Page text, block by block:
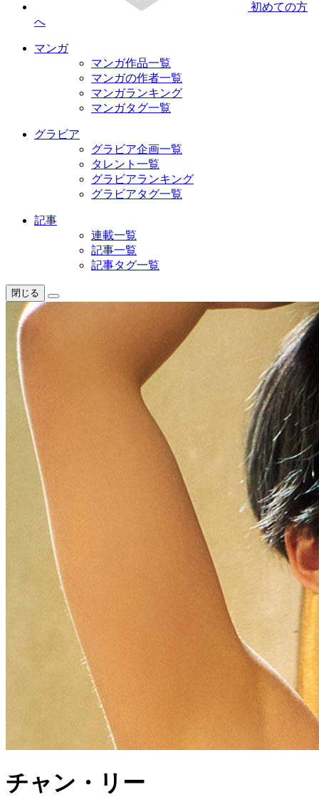
初めての方
へ
マンガ
マンガ作品一覧
マンガの作者一覧
マンガランキング
マンガタグ一覧
グラビア
グラビア企画一覧
タレント一覧
グラビアランキング
グラビアタグ一覧
記事
連載一覧
記事一覧
記事タグ一覧
閉じる
チャン・リー